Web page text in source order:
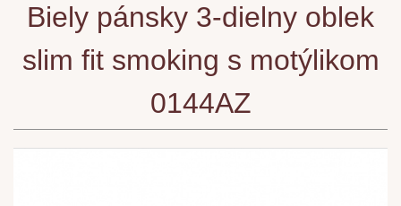
Biely pánsky 3-dielny oblek
slim fit smoking s motýlikom
0144AZ